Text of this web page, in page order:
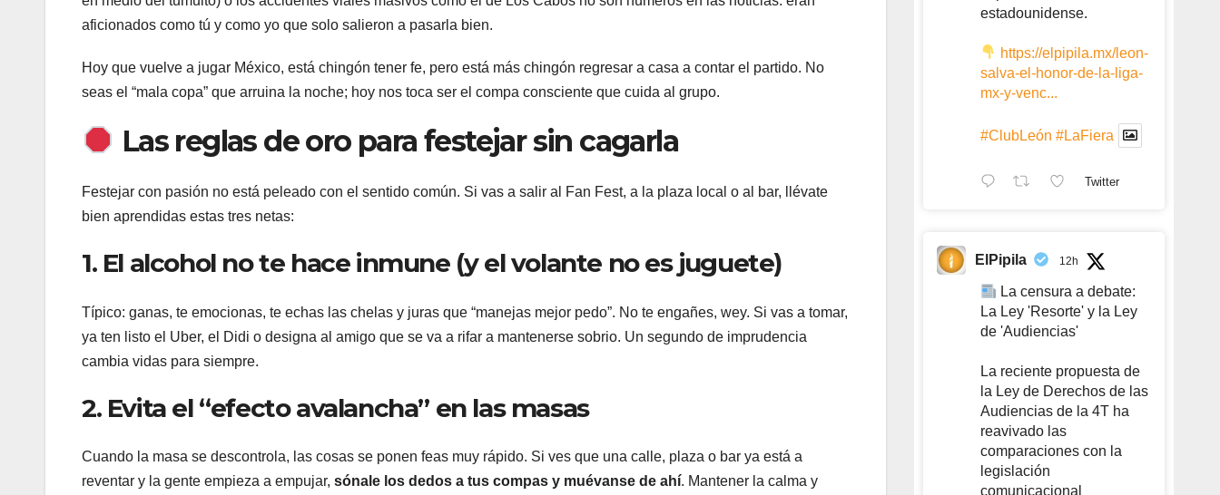
aficionados como tú y como yo que solo salieron a pasarla bien.
Hoy que vuelve a jugar México, está chingón tener fe, pero está más chingón regresar a casa a contar el partido. No
seas el “mala copa” que arruina la noche; hoy nos toca ser el compa consciente que cuida al grupo.
Las reglas de oro para festejar sin cagarla
Festejar con pasión no está peleado con el sentido común. Si vas a salir al Fan Fest, a la plaza local o al bar, llévate
bien aprendidas estas tres netas:
1. El alcohol no te hace inmune (y el volante no es juguete)
Típico: ganas, te emocionas, te echas las chelas y juras que “manejas mejor pedo”. No te engañes, wey. Si vas a tomar,
ya ten listo el Uber, el Didi o designa al amigo que se va a rifar a mantenerse sobrio. Un segundo de imprudencia
cambia vidas para siempre.
2. Evita el “efecto avalancha” en las masas
Cuando la masa se descontrola, las cosas se ponen feas muy rápido. Si ves que una calle, plaza o bar ya está a
reventar y la gente empieza a empujar, sónale los dedos a tus compas y muévanse de ahí. Mantener la calma y
estadounidense.
https://elpipila.mx/leon-
salva-el-honor-de-la-liga-
mx-y-venc...
#ClubLeón #LaFiera
Twitter
ElPipila 12h
La censura a debate:
La Ley 'Resorte' y la Ley
de 'Audiencias'
La reciente propuesta de
la Ley de Derechos de las
Audiencias de la 4T ha
reavivado las
comparaciones con la
legislación
comunicacional